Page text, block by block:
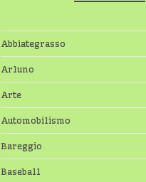
Abbiategrasso
Arluno
Arte
Automobilismo
Bareggio
Baseball